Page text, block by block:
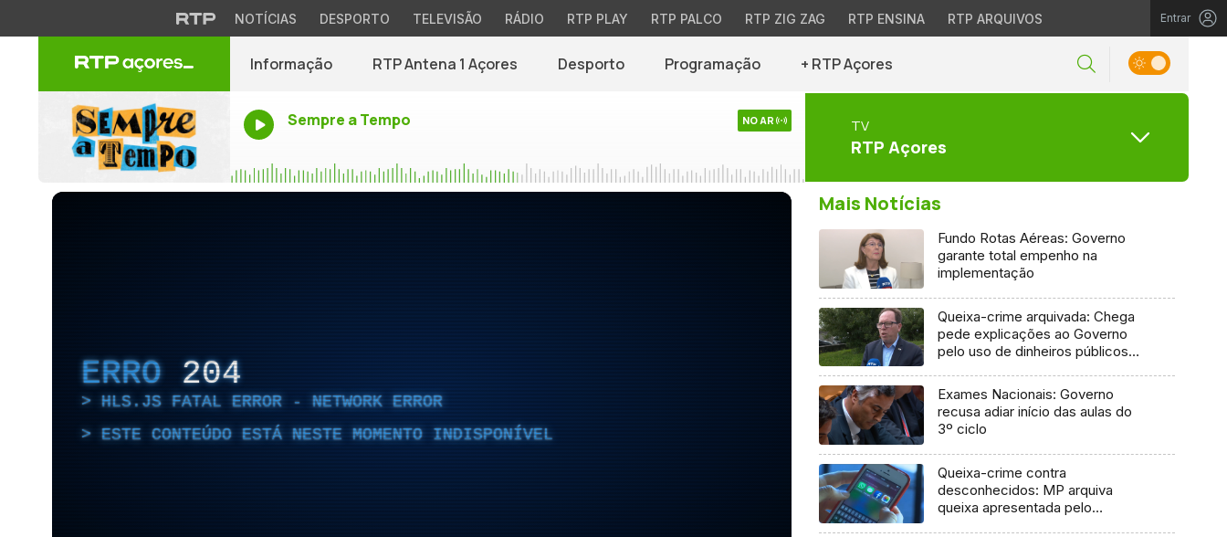
NOTÍCIAS DESPORTO TELEVISÃO RÁDIO RTP PLAY RTP PALCO RTP ZIG ZAG RTP ENSINA RTP ARQUIVOS Entrar
Informação RTP Antena 1 Açores Desporto Programação + RTP Açores
Sempre a Tempo NO AR TV
RTP Açores
ERRO 204
HLS.JS FATAL ERROR - NETWORK ERROR
ESTE CONTEÚDO ESTÁ NESTE MOMENTO INDISPONÍVEL
Mais Notícias
Fundo Rotas Aéreas: Governo
garante total empenho na
implementação
Queixa-crime arquivada: Chega
pede explicações ao Governo
pelo uso de dinheiros públicos
Exames Nacionais: Governo
recusa adiar início das aulas do
3º ciclo
Queixa-crime contra
desconhecidos: MP arquiva
queixa apresentada pelo